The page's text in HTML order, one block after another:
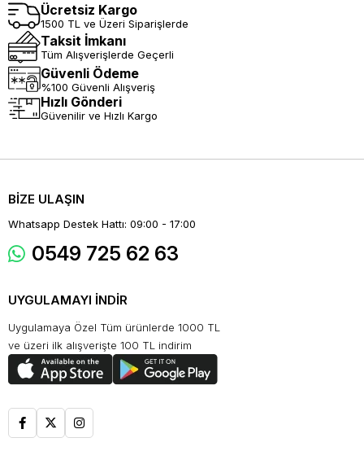
Ücretsiz Kargo
1500 TL ve Üzeri Siparişlerde
Taksit İmkanı
Tüm Alışverişlerde Geçerli
Güvenli Ödeme
%100 Güvenli Alışveriş
Hızlı Gönderi
Güvenilir ve Hızlı Kargo
BİZE ULAŞIN
Whatsapp Destek Hattı: 09:00 - 17:00
0549 725 62 63
UYGULAMAYI İNDİR
Uygulamaya Özel Tüm ürünlerde 1000 TL
ve üzeri ilk alışverişte 100 TL indirim